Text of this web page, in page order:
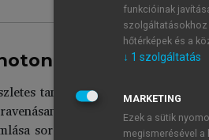
Emission
tanulmányozását kíválóan
adott, TC izotóppal
során létrejött
funkcióinak
hőtérképek és a
↓ 1 szolgáltatás
MARKETING
Ezek a sütik
megismerésével a